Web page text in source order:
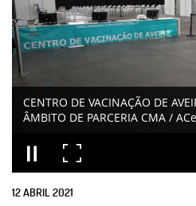
CENTRO DE VACINAÇÃO DE
ÂMBITO DE PARCERIA CMA /
12ABRIL 2021